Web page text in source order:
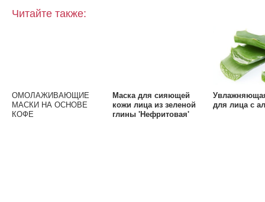
Читайте также:
ОМОЛАЖИВАЮЩИЕ
МАСКИ НА ОСНОВЕ
КОФЕ
Маска для сияющей
кожи лица из зеленой
глины 'Нефритовая'
для лица с